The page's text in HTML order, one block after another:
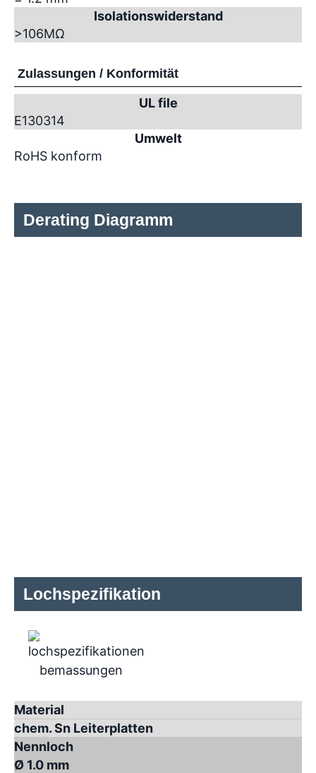
Isolationswiderstand
>106MΩ
Zulassungen / Konformität
UL file
E130314
Umwelt
RoHS konform
Derating Diagramm
Lochspezifikation
Material
chem. Sn Leiterplatten
Nennloch
Ø 1.0 mm